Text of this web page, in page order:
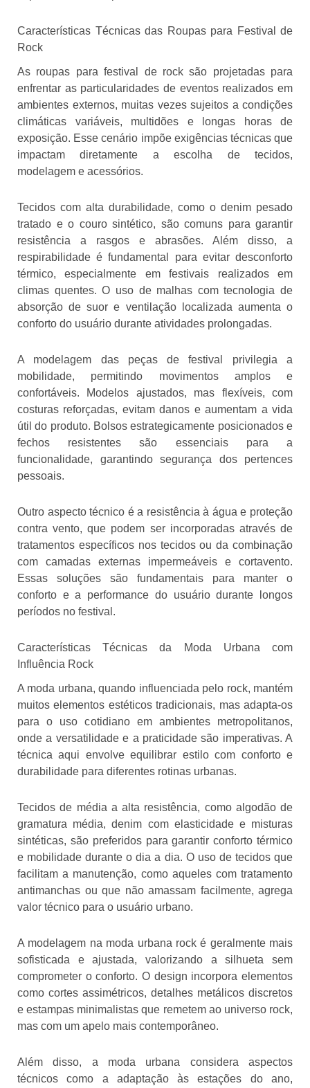
Características Técnicas das Roupas para Festival de
Rock
As roupas para festival de rock são projetadas para
enfrentar as particularidades de eventos realizados em
ambientes externos, muitas vezes sujeitos a condições
climáticas variáveis, multidões e longas horas de
exposição. Esse cenário impõe exigências técnicas que
impactam diretamente a escolha de tecidos,
modelagem e acessórios.
Tecidos com alta durabilidade, como o denim pesado
tratado e o couro sintético, são comuns para garantir
resistência a rasgos e abrasões. Além disso, a
respirabilidade é fundamental para evitar desconforto
térmico, especialmente em festivais realizados em
climas quentes. O uso de malhas com tecnologia de
absorção de suor e ventilação localizada aumenta o
conforto do usuário durante atividades prolongadas.
A modelagem das peças de festival privilegia a
mobilidade, permitindo movimentos amplos e
confortáveis. Modelos ajustados, mas flexíveis, com
costuras reforçadas, evitam danos e aumentam a vida
útil do produto. Bolsos estrategicamente posicionados e
fechos resistentes são essenciais para a
funcionalidade, garantindo segurança dos pertences
pessoais.
Outro aspecto técnico é a resistência à água e proteção
contra vento, que podem ser incorporadas através de
tratamentos específicos nos tecidos ou da combinação
com camadas externas impermeáveis e cortavento.
Essas soluções são fundamentais para manter o
conforto e a performance do usuário durante longos
períodos no festival.
Características Técnicas da Moda Urbana com
Influência Rock
A moda urbana, quando influenciada pelo rock, mantém
muitos elementos estéticos tradicionais, mas adapta-os
para o uso cotidiano em ambientes metropolitanos,
onde a versatilidade e a praticidade são imperativas. A
técnica aqui envolve equilibrar estilo com conforto e
durabilidade para diferentes rotinas urbanas.
Tecidos de média a alta resistência, como algodão de
gramatura média, denim com elasticidade e misturas
sintéticas, são preferidos para garantir conforto térmico
e mobilidade durante o dia a dia. O uso de tecidos que
facilitam a manutenção, como aqueles com tratamento
antimanchas ou que não amassam facilmente, agrega
valor técnico para o usuário urbano.
A modelagem na moda urbana rock é geralmente mais
sofisticada e ajustada, valorizando a silhueta sem
comprometer o conforto. O design incorpora elementos
como cortes assimétricos, detalhes metálicos discretos
e estampas minimalistas que remetem ao universo rock,
mas com um apelo mais contemporâneo.
Além disso, a moda urbana considera aspectos
técnicos como a adaptação às estações do ano,